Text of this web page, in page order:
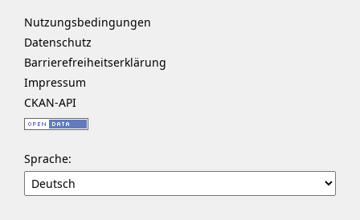
Nutzungsbedingungen
Datenschutz
Barrierefreiheitserklärung
Impressum
CKAN-API
Sprache